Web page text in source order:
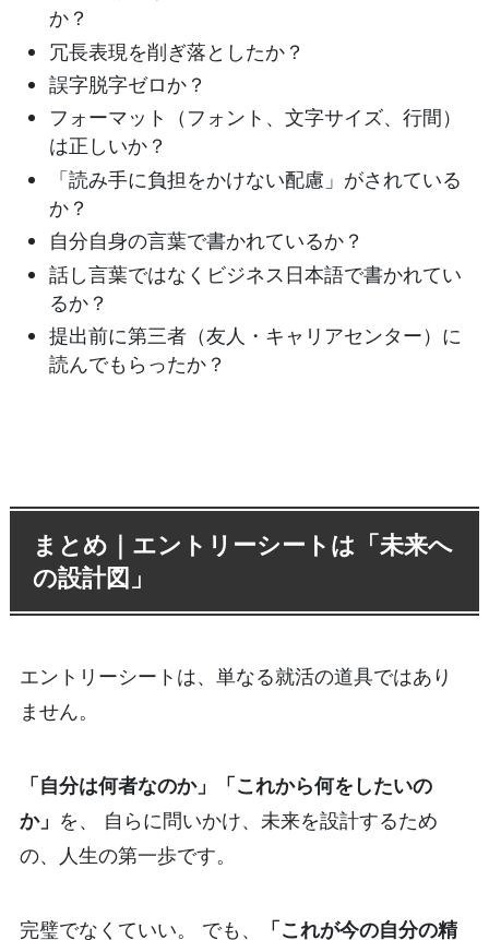
か？
冗長表現を削ぎ落としたか？
誤字脱字ゼロか？
フォーマット（フォント、文字サイズ、行間）
は正しいか？
「読み手に負担をかけない配慮」がされている
か？
自分自身の言葉で書かれているか？
話し言葉ではなくビジネス日本語で書かれてい
るか？
提出前に第三者（友人・キャリアセンター）に
読んでもらったか？
まとめ｜エントリーシートは「未来へ
の設計図」
エントリーシートは、単なる就活の道具ではあり
ません。
「自分は何者なのか」「これから何をしたいの
か」 を、 自らに問いかけ、未来を設計するため
の、人生の第一歩です。
完璧でなくていい。 でも、
「これが今の自分の精